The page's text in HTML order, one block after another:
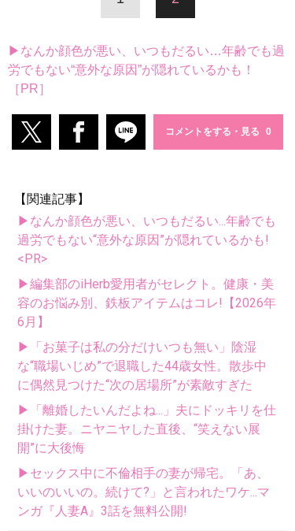
▶なんか顔色が悪い、いつもだるい…年齢でも過
労でもない“意外な原因”が隠れているかも！
［PR］
コメントをする・見る
【関連記事】
▶なんか顔色が悪い、いつもだるい...年齢でも
過労でもない“意外な原因”が隠れているかも!
<PR>
▶編集部のiHerb愛用者がセレクト。健康・美
容のお悩み別、鉄板アイテムはコレ!【2026年
6月】
▶「お菓子は私の分だけいつも無い」陰湿
な“職場いじめ”で退職した44歳女性。散歩中
に偶然見つけた“次の居場所”が素敵すぎた
▶「離婚したいんだよね...」夫にドッキリを仕
掛けた妻。ニヤニヤした直後、“笑えない展
開”に大後悔
▶セックス中に不倫相手の妻が帰宅。「あ、
いいのいいの。続けて?」と言われたワケ...マ
ンガ『人妻A』3話を無料公開!